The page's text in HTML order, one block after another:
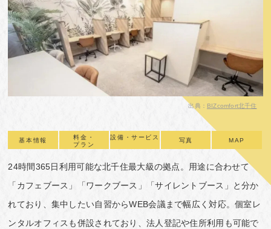
出典： BIZcomfort北千住
基本情報
料金・
プラン
設備・サービス 写真 MAP
24時間365日利用可能な北千住最大級の拠点。用途に合わせて
「カフェブース」「ワークブース」「サイレントブース」と分か
れており、集中したい自習からWEB会議まで幅広く対応。個室レ
ンタルオフィスも併設されており、法人登記や住所利用も可能で